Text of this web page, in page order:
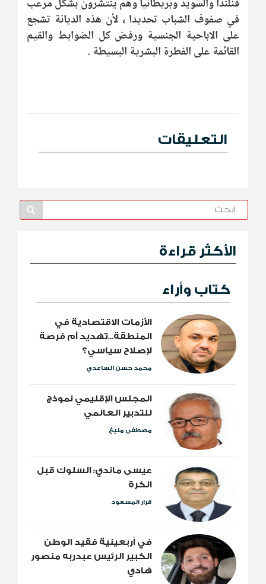
فنلندا والسويد وبريطانيا وهم ينتشرون بشكل مرعب
في صفوف الشباب تحديدا ، لأن هذه الديانة تشجع
على الاباحية الجنسية ورفض كل الضوابط والقيم
القائمة على الفطرة البشرية البسيطة .
التعليقات
الأكثر قراءة
كتاب وأراء
الأزمات الاقتصادية في
المنطقة...تهديد أم فرصة
لإصلاح سياسي؟
محمد حسن الساعدي
المجلس الإقليمي نموذج
للتدبير العالمي
مصطفى منيغ
عيسى ماندي: السلوك قبل
الكرة
قرار المسعود
​في أربعينية فقيد الوطن
الكبير الرئيس عبدربه منصور
هادي